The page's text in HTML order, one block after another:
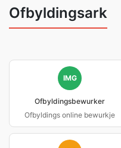
Ofbyldingsark
IMG
Ofbyldingsbewurker
Ofbyldings online bewurkje